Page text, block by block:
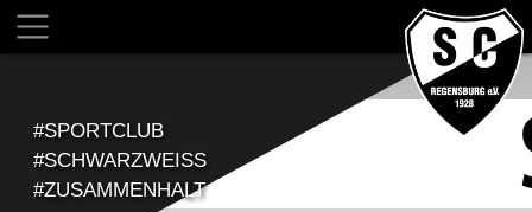
#SPORTCLUB
#SCHWARZWEISS
#ZUSAMMENHALT